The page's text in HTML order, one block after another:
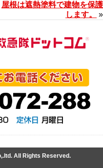
屋根は遮熱塗料で建物を保護
します。
»
All Rights Reserved.